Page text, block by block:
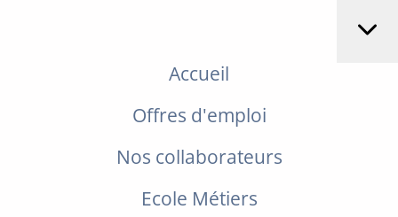
Accueil
Offres d'emploi
Nos collaborateurs
Ecole Métiers